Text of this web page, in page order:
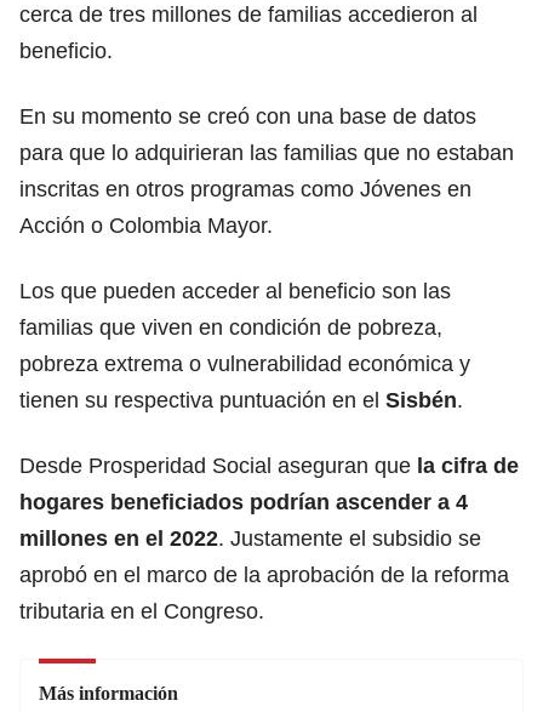
cerca de tres millones de familias accedieron al
beneficio.
En su momento se creó con una base de datos
para que lo adquirieran las familias que no estaban
inscritas en otros programas como Jóvenes en
Acción o Colombia Mayor.
Los que pueden acceder al beneficio son las
familias que viven en condición de pobreza,
pobreza extrema o vulnerabilidad económica y
tienen su respectiva puntuación en el Sisbén.
Desde Prosperidad Social aseguran que la cifra de
hogares beneficiados podrían ascender a 4
millones en el 2022. Justamente el subsidio se
aprobó en el marco de la aprobación de la reforma
tributaria en el Congreso.
Más información